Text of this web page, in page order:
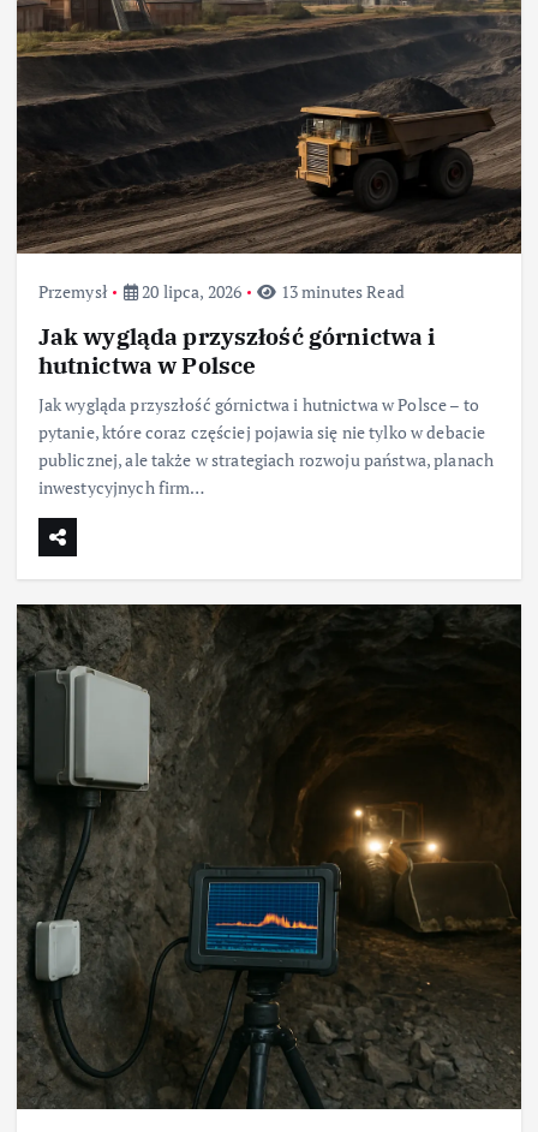
Przemysł 20 lipca, 2026 13 minutes Read
Jak wygląda przyszłość górnictwa i
hutnictwa w Polsce
Jak wygląda przyszłość górnictwa i hutnictwa w Polsce – to
pytanie, które coraz częściej pojawia się nie tylko w debacie
publicznej, ale także w strategiach rozwoju państwa, planach
inwestycyjnych firm…